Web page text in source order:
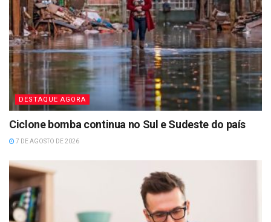
DESTAQUE AGORA
Ciclone bomba continua no Sul e Sudeste do país
7 DE AGOSTO DE 2026